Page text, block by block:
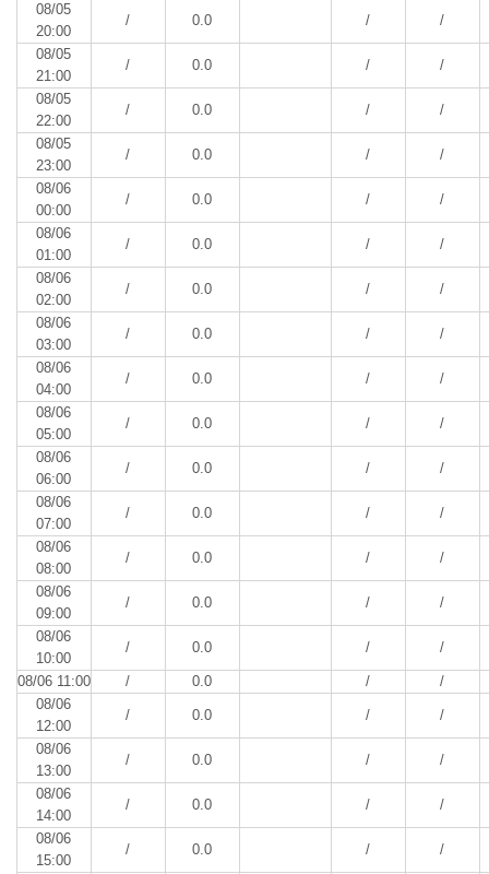
08/05
20:00
/ 0.0 / /
08/05
21:00
/ 0.0 / /
08/05
22:00
/ 0.0 / /
08/05
23:00
/ 0.0 / /
08/06
00:00
/ 0.0 / /
08/06
01:00
/ 0.0 / /
08/06
02:00
/ 0.0 / /
08/06
03:00
/ 0.0 / /
08/06
04:00
/ 0.0 / /
08/06
05:00
/ 0.0 / /
08/06
06:00
/ 0.0 / /
08/06
07:00
/ 0.0 / /
08/06
08:00
/ 0.0 / /
08/06
09:00
/ 0.0 / /
08/06
10:00
/ 0.0 / /
08/06 11:00 / 0.0 /
/
08/06
12:00
/ 0.0 / /
08/06
13:00
/ 0.0 / /
08/06
14:00
/ 0.0 / /
08/06
15:00
/ 0.0 / /